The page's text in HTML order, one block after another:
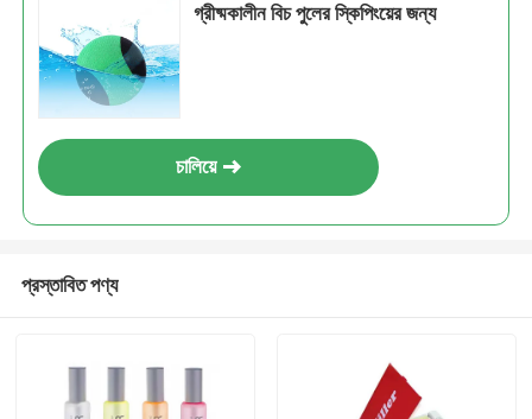
গ্রীষ্মকালীন বিচ পুলের স্কিপিংয়ের জন্য
চালিয়ে
প্রস্তাবিত পণ্য